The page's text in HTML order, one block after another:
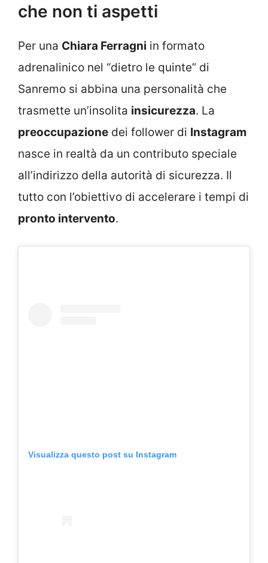
che non ti aspetti
Per una Chiara Ferragni in formato
adrenalinico nel “dietro le quinte” di
Sanremo si abbina una personalità che
trasmette un’insolita insicurezza. La
preoccupazione dei follower di Instagram
nasce in realtà da un contributo speciale
all’indirizzo della autorità di sicurezza. Il
tutto con l’obiettivo di accelerare i tempi di
pronto intervento.
Visualizza questo post su Instagram